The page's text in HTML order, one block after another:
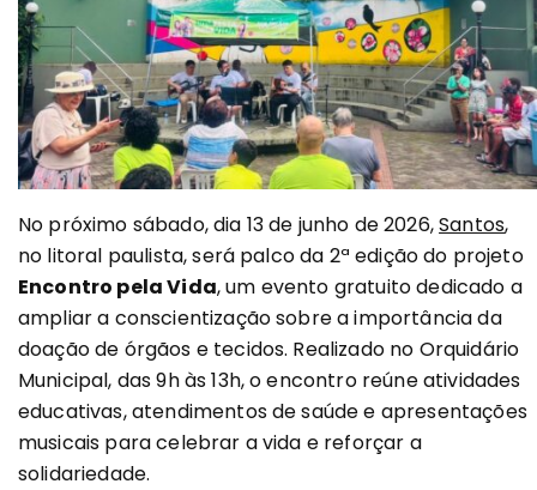
No próximo sábado, dia 13 de junho de 2026,Santos,
no litoral paulista, será palco da 2ª edição do projeto
Encontro pela Vida, um evento gratuito dedicado a
ampliar a conscientização sobre a importância da
doação de órgãos e tecidos. Realizado no Orquidário
Municipal, das 9h às 13h, o encontro reúne atividades
educativas, atendimentos de saúde e apresentações
musicais para celebrar a vida e reforçar a
solidariedade.